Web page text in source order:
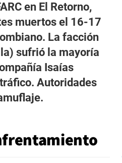
en El Retorno,
muertos el 16-17
La facción
sufrió la mayoría
Isaías
Autoridades